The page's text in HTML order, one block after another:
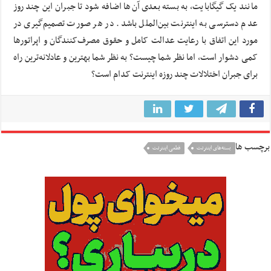
مانند یک گیگابایت، به بسته بعدی آن‌ها اضافه شود تا جبران این چند روز
عدم دسترسی به اینترنت بین‌الملل باشد. در هر صورت تصمیم‌گیری در
مورد این اتفاق با رعایت عدالت کامل و حقوق مصرف‌کنندگان و اپراتورها
کمی دشوار است، اما نظر شما چیست؟ به نظر شما بهترین و عادلانه‌ترین راه
برای جبران اختلالات چند روزه اینترنت کدام است؟
برچسب ها بسته‌های اینترنت قطعی اینترنت